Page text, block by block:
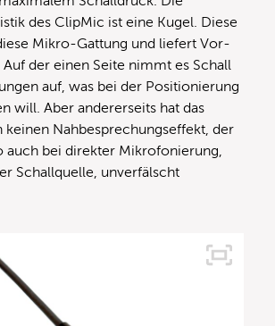
des ClipMic ist eine Kugel. Diese
Mikro-Gattung und liefert Vor-
der einen Seite nimmt es Schall
auf, was bei der Positionierung
will. Aber andererseits hat das
Nahbesprechungseffekt, der
auch bei direkter Mikrofonierung,
Schallquelle, unverfälscht